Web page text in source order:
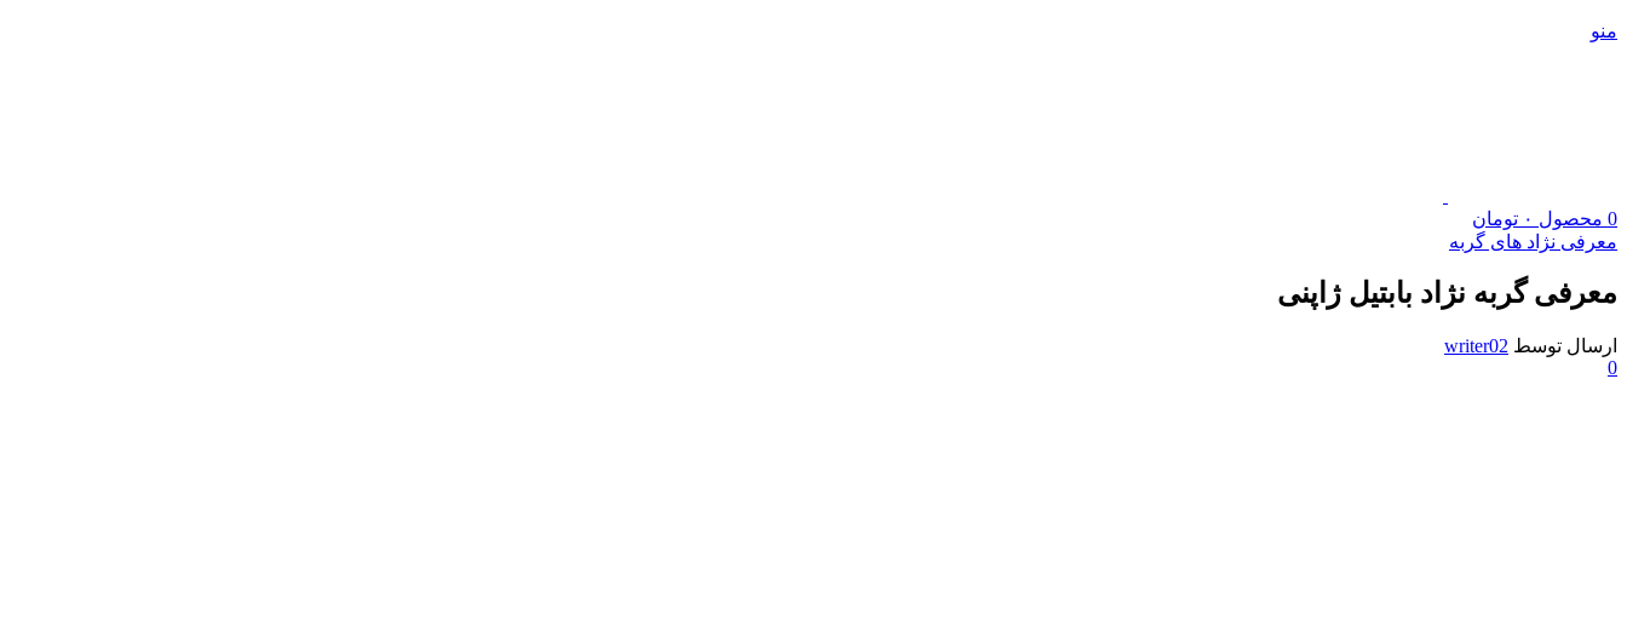
منو
0 محصول ۰ تومان
معرفی نژاد های گربه
معرفی گربه نژاد بابتیل ژاپنی
ارسال توسط writer02
0